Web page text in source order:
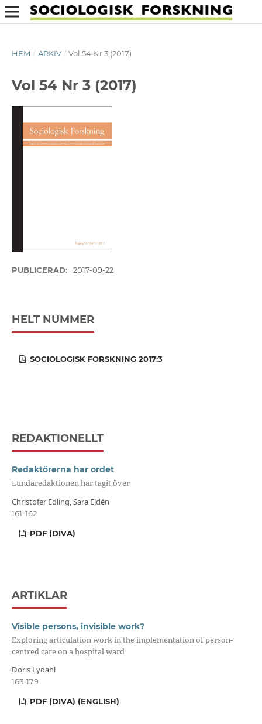
HEM / ARKIV / Vol 54 Nr 3 (2017)
Vol 54 Nr 3 (2017)
PUBLICERAD: 2017-09-22
HELT NUMMER
SOCIOLOGISK FORSKNING 2017:3
REDAKTIONELLT
Redaktörerna har ordet
Lundaredaktionen har tagit över
Christofer Edling, Sara Eldén
161-162
PDF (DIVA)
ARTIKLAR
Visible persons, invisible work?
Exploring articulation work in the implementation of person-
centred care on a hospital ward
Doris Lydahl
163-179
PDF (DIVA) (ENGLISH)